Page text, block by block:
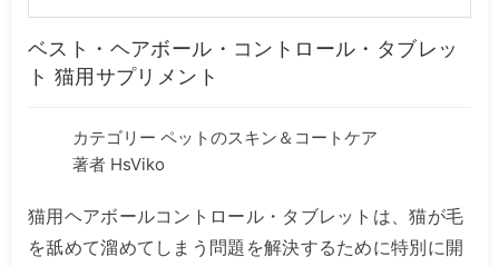
ベスト・ヘアボール・コントロール・タブレッ
ト 猫用サプリメント
カテゴリー ペットのスキン＆コートケア
著者 HsViko
猫用ヘアボールコントロール・タブレットは、猫が毛
を舐めて溜めてしまう問題を解決するために特別に開